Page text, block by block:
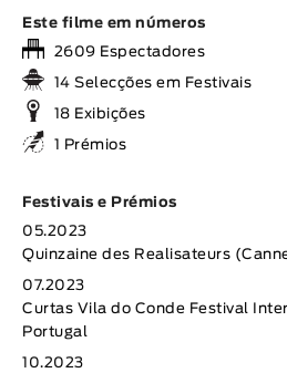
Este filme em números
2609 Espectadores
14 Selecções em Festivais
18 Exibições
1 Prémios
Festivais e Prémios
05.2023
Quinzaine des Realisateurs
07.2023
Curtas Vila do Conde Festival
Portugal
10.2023